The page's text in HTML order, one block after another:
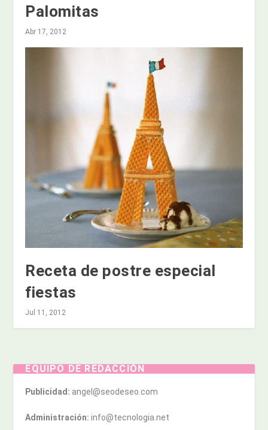
Palomitas
Abr 17, 2012
Receta de postre especial
fiestas
Jul 11, 2012
EQUIPO DE REDACCIÓN
Publicidad: angel@seodeseo.com
Administración: info@tecnologia.net